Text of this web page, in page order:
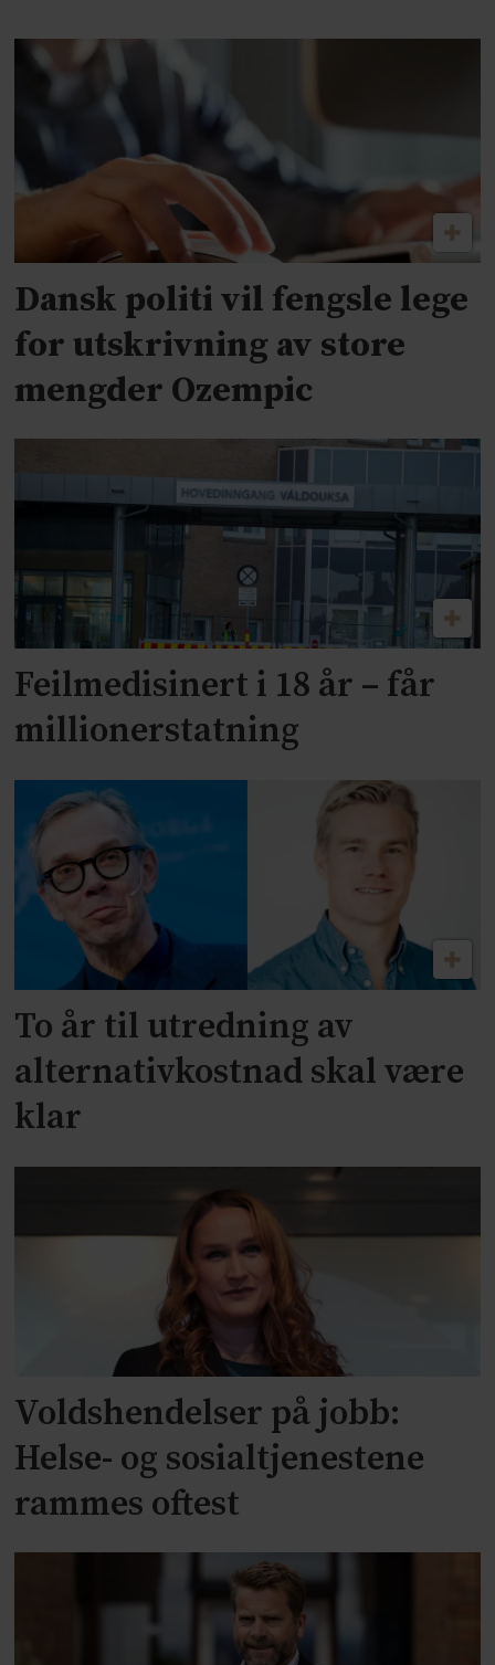
Dansk politi vil fengsle lege
for utskrivning av store
mengder Ozempic
Feilmedisinert i 18 år – får
millionerstatning
To år til utredning av
alternativkostnad skal være
klar
Voldshendelser på jobb:
Helse- og sosialtjenestene
rammes oftest